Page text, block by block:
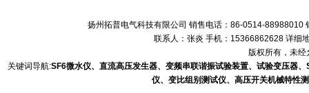
扬州拓普电气科技有限公司 销售电话：86-0514-88988010
联系人：张炎 手机：15366862628 详细
版权所有，未
关键词导航:SF6微水仪、直流高压发生器、变频串联谐振试验装置、试验变压器
仪、变比组别测试仪、高压开关机械特性